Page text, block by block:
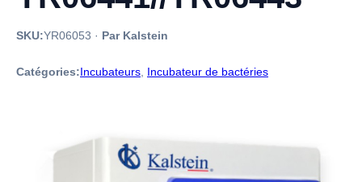
SKU:YR06053 · Par Kalstein
Catégories:Incubateurs Incubateur de bactéries